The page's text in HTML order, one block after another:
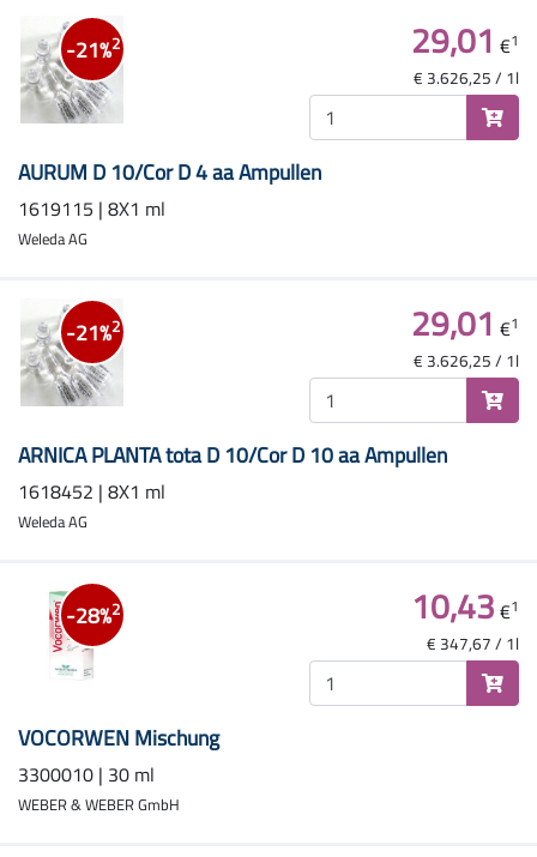
-21%2
AURUM D 10/Cor D 4 aa Ampullen
1619115 | 8X1 ml
Weleda AG
29,01 €1
€ 3.626,25 / 1l
-21%2
ARNICA PLANTA tota D 10/Cor D 10 aa Ampullen
1618452 | 8X1 ml
Weleda AG
29,01 €1
€ 3.626,25 / 1l
-28%2
VOCORWEN Mischung
3300010 | 30 ml
WEBER & WEBER GmbH
10,43€1
€ 347,67 / 1l